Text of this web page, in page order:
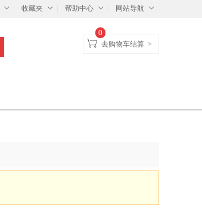
收藏夹 帮助中心 网站导航
去购物车结算 >
0